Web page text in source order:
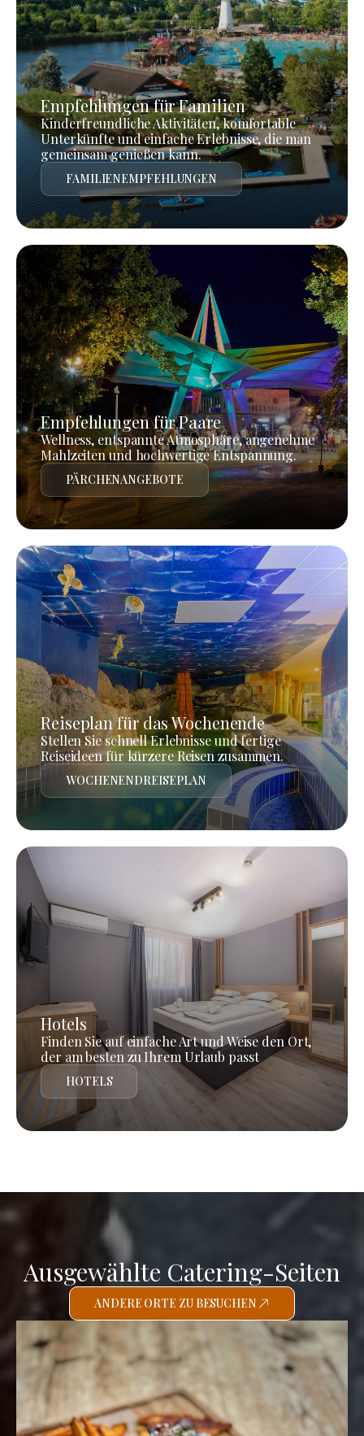
Empfehlungen für Familien
Kinderfreundliche Aktivitäten, komfortable
Unterkünfte und einfache Erlebnisse, die man
gemeinsam genießen kann.
FAMILIENEMPFEHLUNGEN
Empfehlungen für Paare
Wellness, entspannte Atmosphäre, angenehme
Mahlzeiten und hochwertige Entspannung.
PÄRCHENANGEBOTE
Reiseplan für das Wochenende
Stellen Sie schnell Erlebnisse und fertige
Reiseideen für kürzere Reisen zusammen.
WOCHENENDREISEPLAN
Hotels
Finden Sie auf einfache Art und Weise den Ort,
der am besten zu Ihrem Urlaub passt
HOTELS
Ausgewählte Catering-Seiten
ANDERE ORTE ZU BESUCHEN